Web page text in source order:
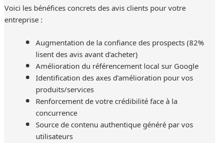
Voici les bénéfices concrets des avis clients pour votre
entreprise :
Augmentation de la confiance des prospects (82%
lisent des avis avant d’acheter)
Amélioration du référencement local sur Google
Identification des axes d’amélioration pour vos
produits/services
Renforcement de votre crédibilité face à la
concurrence
Source de contenu authentique généré par vos
utilisateurs